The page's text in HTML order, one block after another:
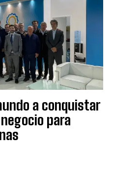
a conquistar
para